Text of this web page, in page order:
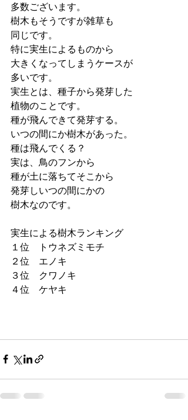
多数ございます。
樹木もそうですが雑草も
同じです。
特に実生によるものから
大きくなってしまうケースが
多いです。
実生とは、種子から発芽した
植物のことです。
種が飛んできて発芽する。
いつの間にか樹木があった。
種は飛んでくる？
実は、鳥のフンから
種が土に落ちてそこから
発芽しいつの間にかの
樹木なのです。
実生による樹木ランキング
１位　トウネズミモチ
２位　エノキ
３位　クワノキ
４位　ケヤキ